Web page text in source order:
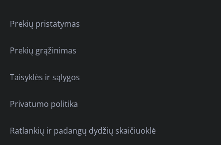
Prekių pristatymas
Prekių grąžinimas
Taisyklės ir sąlygos
Privatumo politika
Ratlankių ir padangų dydžių skaičiuoklė